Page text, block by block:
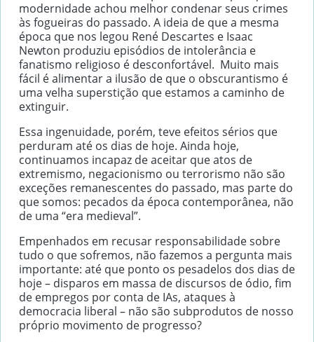
modernidade achou melhor condenar seus crimes
às fogueiras do passado. A ideia de que a mesma
época que nos legou René Descartes e Isaac
Newton produziu episódios de intolerância e
fanatismo religioso é desconfortável. Muito mais
fácil é alimentar a ilusão de que o obscurantismo é
uma velha superstição que estamos a caminho de
extinguir.
Essa ingenuidade, porém, teve efeitos sérios que
perduram até os dias de hoje. Ainda hoje,
continuamos incapaz de aceitar que atos de
extremismo, negacionismo ou terrorismo não são
exceções remanescentes do passado, mas parte do
que somos: pecados da época contemporânea, não
de uma “era medieval”.
Empenhados em recusar responsabilidade sobre
tudo o que sofremos, não fazemos a pergunta mais
importante: até que ponto os pesadelos dos dias de
hoje – disparos em massa de discursos de ódio, fim
de empregos por conta de IAs, ataques à
democracia liberal – não são subprodutos de nosso
próprio movimento de progresso?